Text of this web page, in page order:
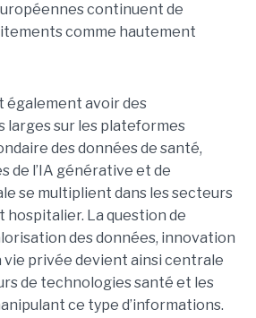
continuent de
comme hautement
également avoir des
larges sur les plateformes
des données de santé,
de l’IA générative et de
se multiplient dans les secteurs
hospitalier. La question de
des données, innovation
privée devient ainsi centrale
de technologies santé et les
ce type d’informations.